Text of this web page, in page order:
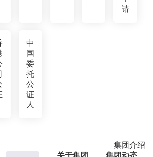
请
中
国
委
托
公
证
人
集团介绍
关于集团
集团动态